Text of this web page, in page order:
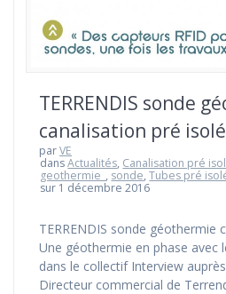
TERRENDIS sonde
canalisation pré isolé
parVE
dansActualités, Canalisation pré
geothermie_ , sonde,Tubes pré
sur 1 décembre 2016
TERRENDIS sonde géothermie
Une géothermie en phase avec
dans le collectif Interview
Directeur commercial de